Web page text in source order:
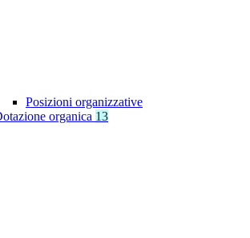
Posizioni organizzative
organica 13